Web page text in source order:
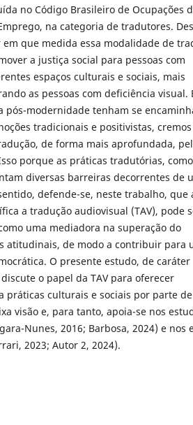
no Código Brasileiro de Ocupações
na categoria de tradutores.
que medida essa modalidade de
a justiça social para pessoas com
espaços culturais e sociais, mais
as pessoas com deficiência visual.
pós-modernidade tenham se
tradicionais e positivistas,
de forma mais aprofundada,
porque as práticas tradutórias,
diversas barreiras decorrentes de
defende-se, neste trabalho, que
a tradução audiovisual (TAV), pode
uma mediadora na superação do
atitudinais, de modo a contribuir para
O presente estudo, de caráter
o papel da TAV para oferecer
práticas culturais e sociais por parte de
visão e, para tanto, apoia-se nos
Nunes, 2016; Barbosa, 2024) e nos
2023; Autor 2, 2024).